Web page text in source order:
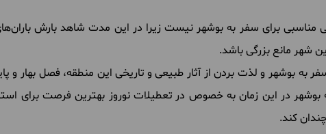
برای سفر به بوشهر نیست زیرا در این مدت شاهد بارش
شهر مانع بزرگی باشد.
به بوشهر و لذت بردن از آثار طبیعی و تاریخی این منطقه، فصل بهار و
بوشهر در این زمان به خصوص در تعطیلات نوروز بهترین فرصت برای
کند.